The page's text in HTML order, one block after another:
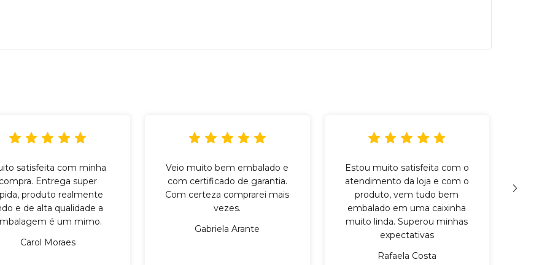
satisfeita com minha
compra. Entrega super
produto realmente
e de alta qualidade a
é um mimo.
Carol Moraes
Veio muito bem embalado e
com certificado de garantia.
Com certeza comprarei mais
vezes.
Gabriela Arante
Estou muito satisfeita com o
atendimento da loja e com o
produto, vem tudo bem
embalado em uma caixinha
muito linda. Superou minhas
expectativas
Rafaela Costa